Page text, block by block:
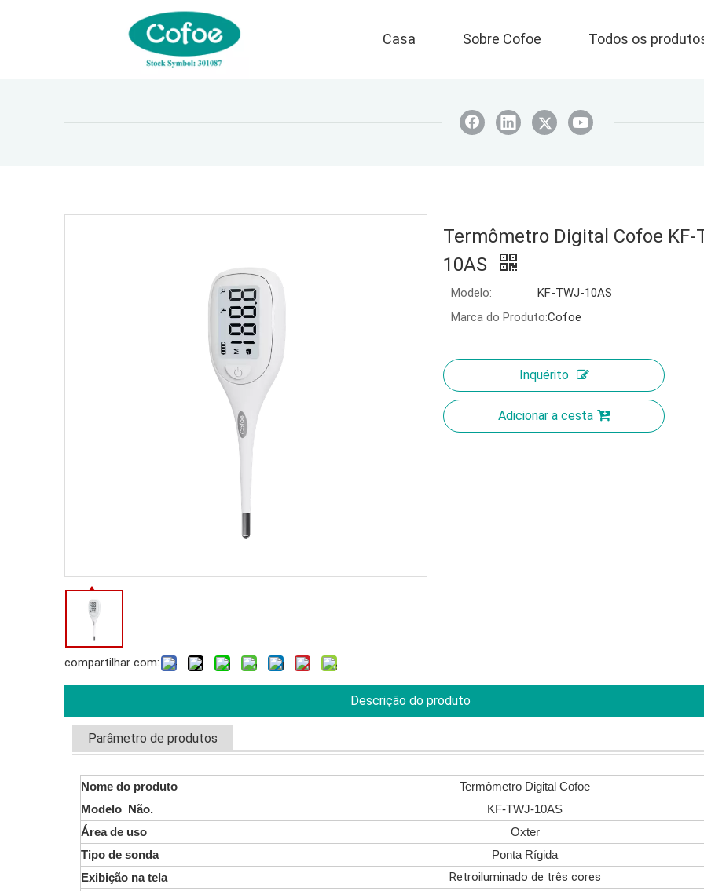
Casa Sobre Cofoe Todos os
compartilhar com:
Termômetro Digital Cofoe KF-
10AS
Modelo:
KF-TWJ-10AS
Marca do Produto:Cofoe
Inquérito
Adicionar a cesta
Descrição do produto
Parâmetro de produtos
Nome do produto
Termômetro Digital Cofoe
Modelo Não.
KF-TWJ-10AS
Área de uso
Oxter
Tipo de sonda
Ponta Rígida
Exibição na tela
Retroiluminado de três cores